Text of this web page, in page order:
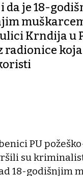
da je 18-
Krndija u
radionice koja
PU
su
18-godišnjim